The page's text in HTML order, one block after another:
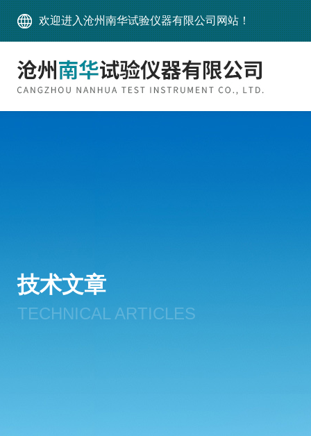
欢迎进入沧州南华试验仪器有限公司网站！
技术文章
TECHNICAL ARTICLES